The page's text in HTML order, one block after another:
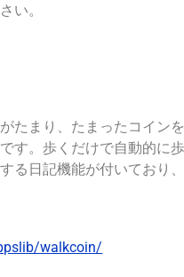
い。
たまり、たまったコイン
す。歩くだけで自動的に
日記機能が付いており
walkcoin/